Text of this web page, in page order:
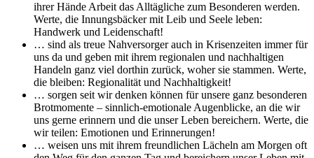
ihrer Hände Arbeit das Alltägliche zum Besonderen werden.
Werte, die Innungsbäcker mit Leib und Seele leben:
Handwerk und Leidenschaft!
… sind als treue Nahversorger auch in Krisenzeiten immer für
uns da und geben mit ihrem regionalen und nachhaltigen
Handeln ganz viel dorthin zurück, woher sie stammen. Werte,
die bleiben: Regionalität und Nachhaltigkeit!
… sorgen seit wir denken können für unsere ganz besonderen
Brotmomente – sinnlich-emotionale Augenblicke, an die wir
uns gerne erinnern und die unser Leben bereichern. Werte, die
wir teilen: Emotionen und Erinnerungen!
… weisen uns mit ihrem freundlichen Lächeln am Morgen oft